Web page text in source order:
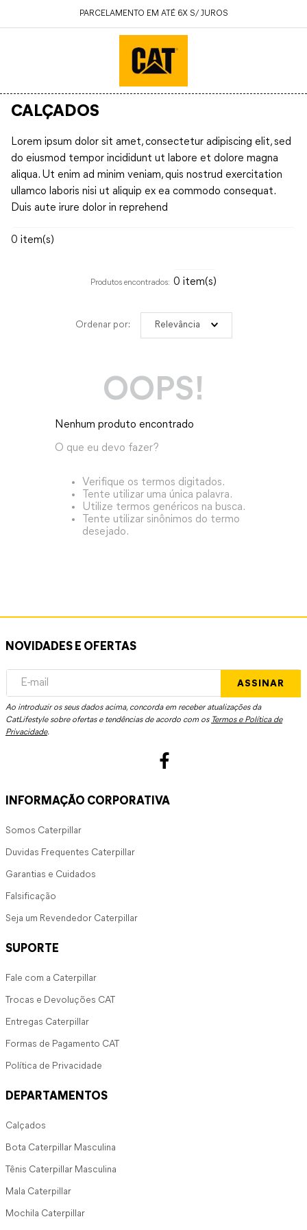
PARCELAMENTO EM ATÉ 6X S/ JUROS
CALÇADOS
Lorem ipsum dolor sit amet, consectetur adipiscing elit, sed
do eiusmod tempor incididunt ut labore et dolore magna
aliqua. Ut enim ad minim veniam, quis nostrud exercitation
ullamco laboris nisi ut aliquip ex ea commodo consequat.
Duis aute irure dolor in reprehend
0
0
Relevância
OOPS!
Nenhum produto encontrado
O que eu devo fazer?
Verifique os termos digitados.
Tente utilizar uma única palavra.
Utilize termos genéricos na busca.
Tente utilizar sinônimos do termo
desejado.
NOVIDADES E OFERTAS
ASSINAR
Ao introduzir os seus dados acima, concorda em receber atualizações da
CatLifestyle sobre ofertas e tendências de acordo com os Termos e Política de
Privacidade.
INFORMAÇÃO CORPORATIVA
Somos Caterpillar
Duvidas Frequentes Caterpillar
Garantias e Cuidados
Falsificação
Seja um Revendedor Caterpillar
SUPORTE
Fale com a Caterpillar
Trocas e Devoluções CAT
Entregas Caterpillar
Formas de Pagamento CAT
Política de Privacidade
DEPARTAMENTOS
Calçados
Bota Caterpillar Masculina
Tênis Caterpillar Masculina
Mala Caterpillar
Mochila Caterpillar